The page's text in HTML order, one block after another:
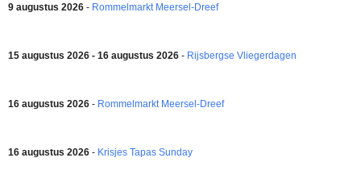
9 augustus 2026 - Rommelmarkt Meersel-Dreef
15 augustus 2026 - 16 augustus 2026 - Rijsbergse Vliegerdagen
16 augustus 2026 - Rommelmarkt Meersel-Dreef
16 augustus 2026 - Krisjes Tapas Sunday